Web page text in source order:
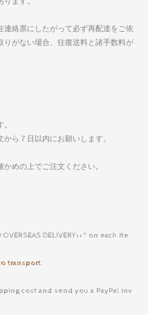
絡票にしたがって必ず再配達をご依
がない場合、往復送料と諸手数料が
ら７日以内にお願いします。
めの上でご注文ください。
DELIVERY>>" on each ite
transport.
cost and send you a PayPal inv